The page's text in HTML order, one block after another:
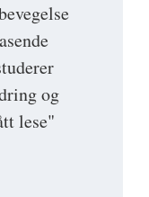
og
lese"